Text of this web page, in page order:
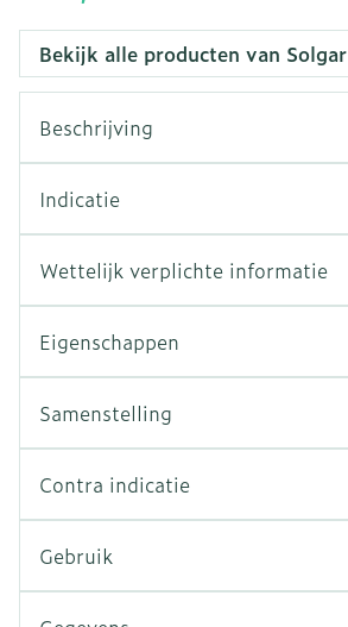
Bekijk alle producten van Solgar
Beschrijving
Indicatie
Wettelijk verplichte informatie
Eigenschappen
Samenstelling
Contra indicatie
Gebruik